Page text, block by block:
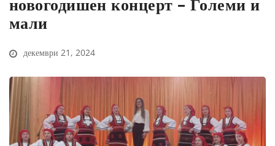
новогодишен концерт – Големи и
мали
декември 21, 2024